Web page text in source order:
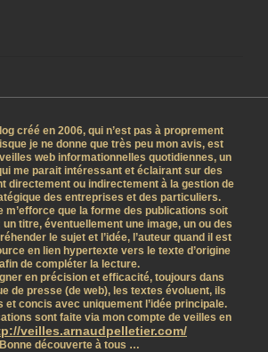
créé en 2006, qui n’est pas à proprement
je ne donne que très peu mon avis, est
web informationnelles quotidiennes, un
me parait intéressant et éclairant sur des
directement ou indirectement à la gestion de
des entreprises et des particuliers.
m’efforce que la forme des publications soit
titre, éventuellement une image, un ou des
le sujet et l’idée, l’auteur quand il est
en lien hypertexte vers le texte d’origine
afin de compléter la lecture.
en précision et efficacité, toujours dans
de presse (de web), les textes évoluent, ils
concis avec uniquement l’idée principale.
sont faite via mon compte de veilles en
veilles.arnaudpelletier.com/
Bonne découverte à tous …